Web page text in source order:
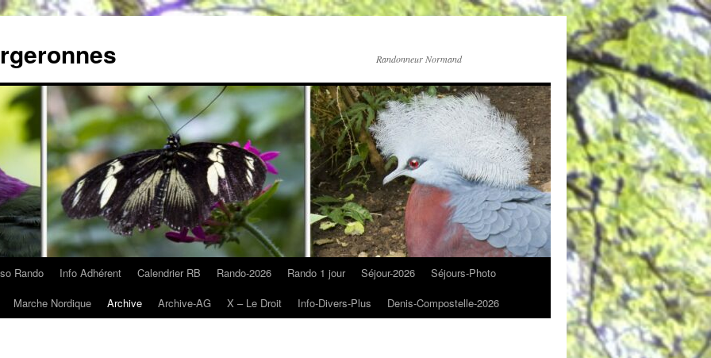
Randonneur Normand
Rando Info Adhérent Calendrier RB Rando-2026 Rando 1 jour Séjour-2026
Séjours-Photo
Marche Nordique
Archive Archive-AG X – Le Droit Info-Divers-Plus Denis-Compostelle-2026